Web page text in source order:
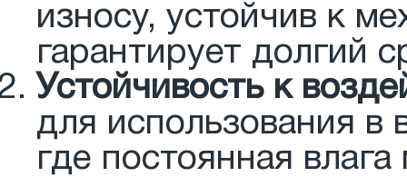
износу, устойчив к
гарантирует долгий
Устойчивость к
для использования в
где постоянная